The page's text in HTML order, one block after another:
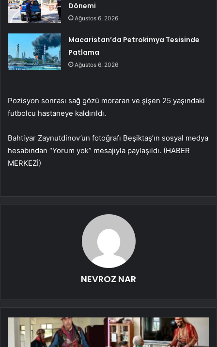
Dönemi
Ağustos 6, 2026
Macaristan’da Petrokimya Tesisinde
Patlama
Ağustos 6, 2026
Pozisyon sonrası sağ gözü moraran ve şişen 25 yaşındaki
futbolcu hastaneye kaldırıldı.
Bahtiyar Zaynutdinov’un fotoğrafı Beşiktaş’ın sosyal medya
hesabından “Yorum yok” mesajıyla paylaşıldı. (HABER
MERKEZİ)
NEVROZ NAR